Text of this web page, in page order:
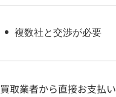
複数社と交渉が必要
買取業者から直接お支払い